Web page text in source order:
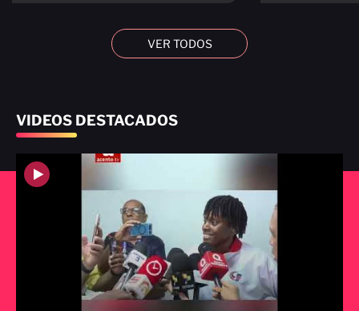
VER TODOS
VIDEOS DESTACADOS